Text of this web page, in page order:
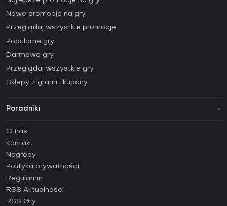
Nowe promocje na gry
Przeglądaj wszystkie promocje
Popularne gry
Darmowe gry
Przeglądaj wszystkie gry
Sklepy z grami i kupony
Poradniki
Poradniki
Jak aktywować klucz Steam (CD Key)?
Jak aktywować klucz Epic Games (CD Key)?
Jak aktywować klucz GOG (CD Key)?
Jak aktywować klucz Ubisoft Connect (CD Key)?
O nas
Kontakt
Nagrody
Polityka prywatności
Regulamin
RSS Aktualności
RSS Gry